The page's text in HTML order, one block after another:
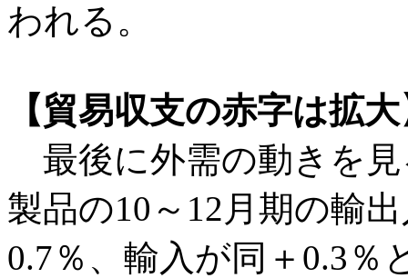
われる。
【貿易収支の赤字は拡
最後に外需の動きを
製品の10～12月期の輸
0.7％、輸入が同＋0.3％